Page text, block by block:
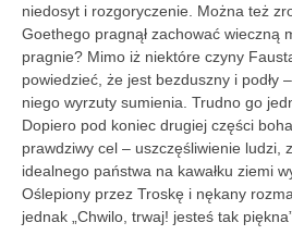
niedosyt i rozgoryczenie. Można też
Goethego pragnął zachować wieczną
pragnie? Mimo iż niektóre czyny
powiedzieć, że jest bezduszny i podły
niego wyrzuty sumienia. Trudno go
Dopiero pod koniec drugiej części
prawdziwy cel – uszczęśliwienie ludzi,
idealnego państwa na kawałku ziemi
Oślepiony przez Troskę i nękany
jednak „Chwilo, trwaj! jesteś tak